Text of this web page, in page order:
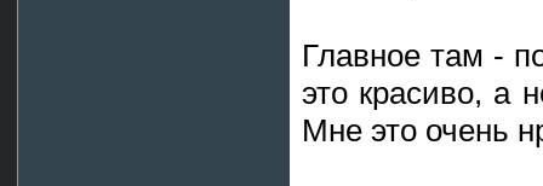
Главное там -
это красиво, а
Мне это очень